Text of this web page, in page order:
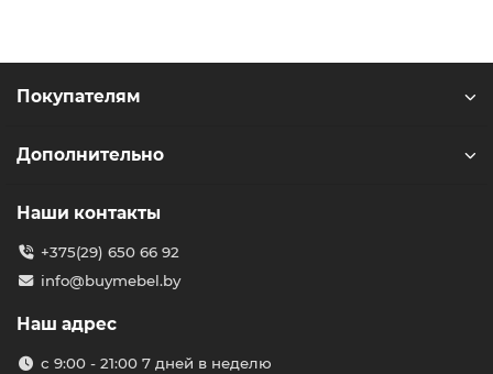
Покупателям
Дополнительно
Наши контакты
+375(29) 650 66 92
info@buymebel.by
Наш адрес
с 9:00 - 21:00 7 дней в неделю